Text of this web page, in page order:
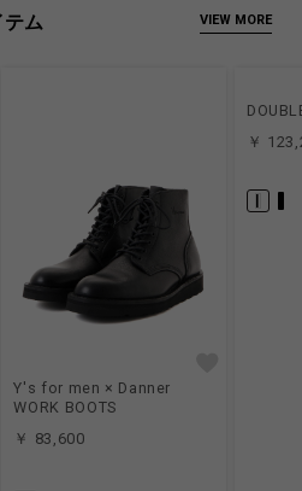
ム VIEW MORE
Y's for men × Danner
WORK BOOTS
￥ 83,600
￥